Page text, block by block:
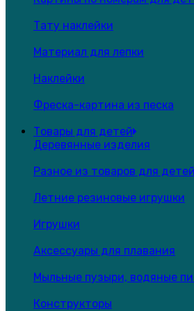
Тату наклейки
Материал для лепки
Наклейки
Фреска-картина из песка
Товары для детей
Деревянные изделия
Разное из товаров для детей
Летние резиновые игрушки
Игрушки
Аксессуары для плавания
Мыльные пузыри, водяные
Конструкторы